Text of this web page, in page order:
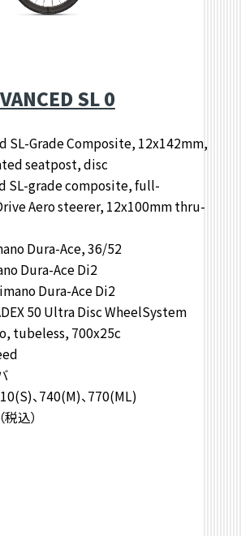
SL 0
SL-Grade Composite, 12x142mm,
seatpost, disc
SL-grade composite, full-
Aero steerer, 12x100mm thru-
Dura-Ace, 36/52
Dura-Ace Di2
Dura-Ace Di2
50 Ultra Disc WheelSystem
tubeless, 700x25c
、740(M)、770(ML)
込）